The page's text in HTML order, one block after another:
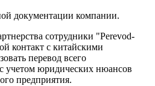
документации компании.
сотрудники "Perevod-
контакт с китайскими
перевод всего
учетом юридических нюансов
предприятия.